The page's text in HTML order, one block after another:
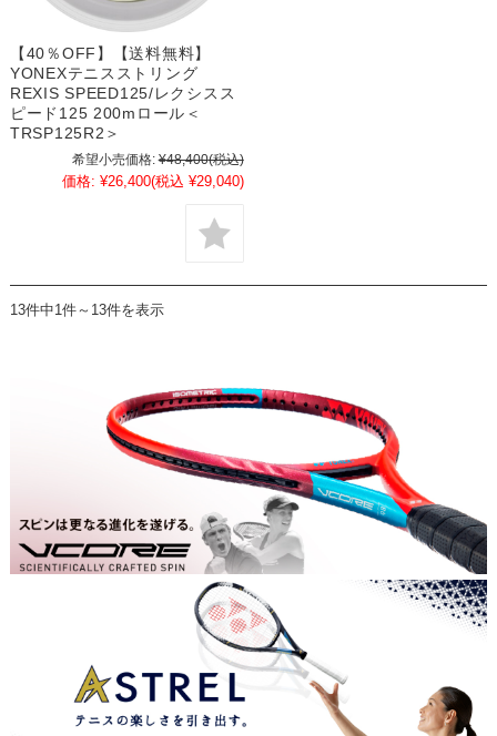
【40％OFF】【送料無料】
YONEXテニスストリング
REXIS SPEED125/レクシスス
ピード125 200mロール＜
TRSP125R2＞
希望小売価格: ¥48,400(税込)
価格: ¥26,400(税込 ¥29,040)
13件中1件～13件を表示